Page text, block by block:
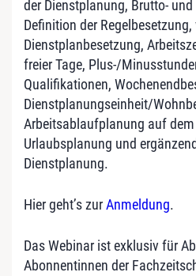
der Dienstplanung, Brutto-
Definition der
Dienstplanbesetzung,
freier Tage, Plus-/
Qualifikationen,
Dienstplanungseinheit/
Arbeitsablaufplanung auf dem
Urlaubsplanung und
Dienstplanung.
Hier geht’s zurAnmeldung.
Das Webinar ist exklusiv für
Abonnentinnen der